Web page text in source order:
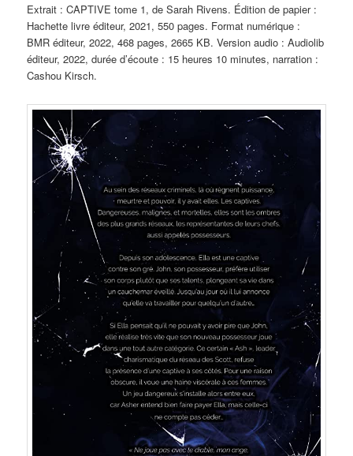
Extrait : CAPTIVE tome 1, de Sarah Rivens. Édition de papier :
Hachette livre éditeur, 2021, 550 pages. Format numérique :
BMR éditeur, 2022, 468 pages, 2665 KB. Version audio : Audiolib
éditeur, 2022, durée d’écoute : 15 heures 10 minutes, narration :
Cashou Kirsch.